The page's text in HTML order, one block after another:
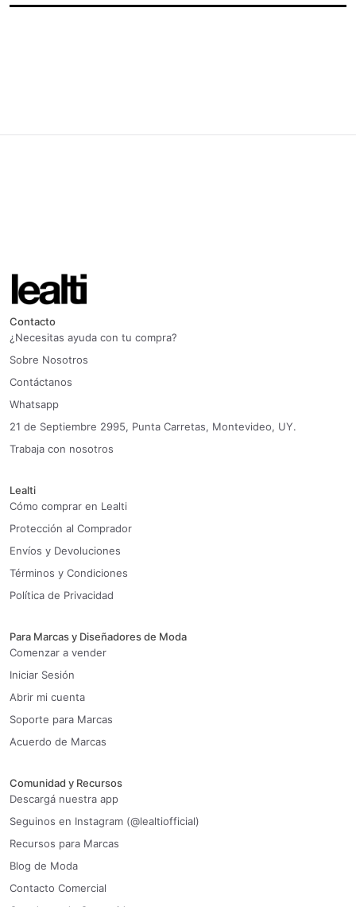
Contacto
¿Necesitas ayuda con tu compra?
Sobre Nosotros
Contáctanos
Whatsapp
21 de Septiembre 2995, Punta Carretas, Montevideo, UY.
Trabaja con nosotros
Lealti
Cómo comprar en Lealti
Protección al Comprador
Envíos y Devoluciones
Términos y Condiciones
Política de Privacidad
Para Marcas y Diseñadores de Moda
Comenzar a vender
Iniciar Sesión
Abrir mi cuenta
Soporte para Marcas
Acuerdo de Marcas
Comunidad y Recursos
Descargá nuestra app
Seguinos en Instagram (@lealtiofficial)
Recursos para Marcas
Blog de Moda
Contacto Comercial